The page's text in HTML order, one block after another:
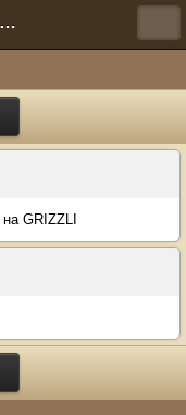
Форум онлайн игры "Новая Эра" (Нюра Биз)
GRIZZLI